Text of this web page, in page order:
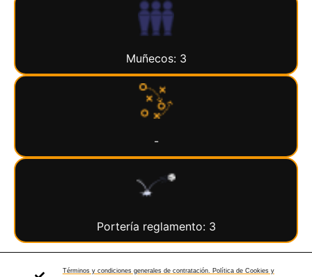
Muñecos: 3
-
Portería reglamento: 3
Términos y condiciones generales de contratación. Política de Cookies y